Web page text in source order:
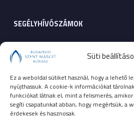
Süti
Ez a weboldal sütiket használ, hogy a lehető
nyújthassuk. A cookie-k információkat
funkciókat látnak el, mint a felismerés,
segíti csapatunkat abban, hogy megértsük, a
érdekesek és hasznosak.
SEGÉLYHÍVÓSZÁMOK
107rendőrség
112egységes európai segélyhívószám